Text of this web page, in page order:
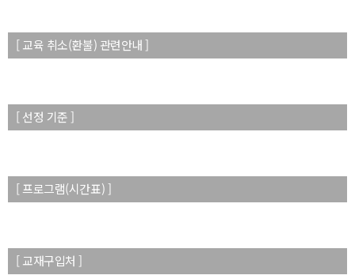
[ 교육 취소(환불) 관련안내 ]
[ 선정 기준 ]
[ 프로그램(시간표) ]
[ 교재구입처 ]